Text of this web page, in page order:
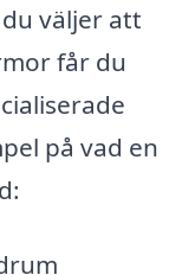
väljer att
får du
på vad en